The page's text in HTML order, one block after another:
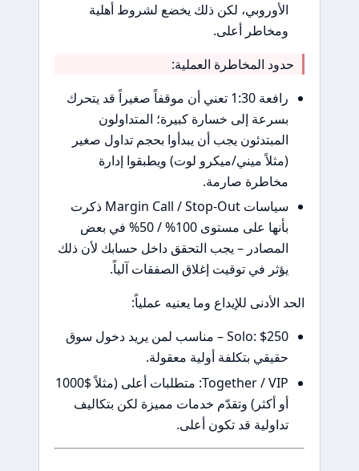
لكن ذلك يخضع لشروط أهلية
أعلى.
المخاطرة العملية:
رافعة 1:30 تعني أن موقفاً صغيراً قد يتحرك
إلى خسارة كبيرة؛ المتداولون
يجب أن يبدأوا بحجم تداول صغير
ميني/ميكرو لوت) ويطبقوا إدارة
صارمة.
سياسات Margin Call / Stop-Out ذكرت
بأنها على مستوى 100% / 50% في بعض
– يجب التحقق داخل حسابك لأن ذلك
في توقيت إغلاق الصفقات آلياً.
الأدنى للإيداع وما يعنيه عملياً:
Solo: $250 – مناسب لمن يريد دخول سوق
بتكلفة أولية معقولة.
Together / VIP: متطلبات أعلى (مثلاً $1000
أكثر) وتقدّم خدمات مميزة لكن بتكاليف
قد تكون أعلى.